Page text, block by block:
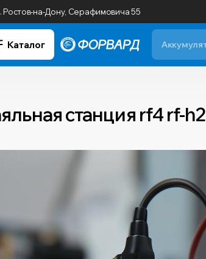
Ростов-на-Дону, Серафимовича 55
Каталог
станция rf4 rf-h2